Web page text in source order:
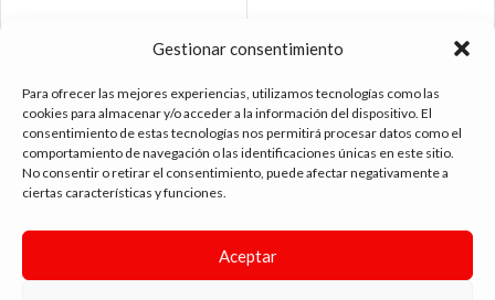
Gestionar consentimiento
Para ofrecer las mejores experiencias, utilizamos tecnologías como las
cookies para almacenar y/o acceder a la información del dispositivo. El
consentimiento de estas tecnologías nos permitirá procesar datos como el
comportamiento de navegación o las identificaciones únicas en este sitio.
No consentir o retirar el consentimiento, puede afectar negativamente a
ciertas características y funciones.
Aceptar
tienda vapeo málaga